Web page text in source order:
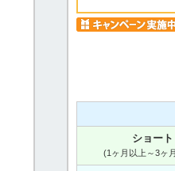
ショート
(1ヶ月以上～3ヶ